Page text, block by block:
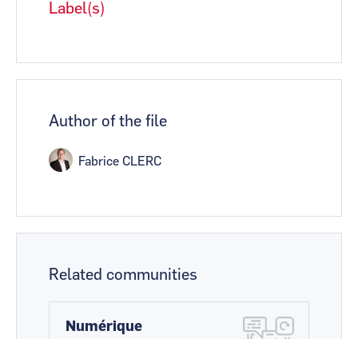
Label(s)
Author of the file
Fabrice CLERC
Related communities
Numérique